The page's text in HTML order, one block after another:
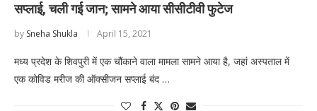
सप्लाई, चली गई जान; सामने आया सीसीटीवी फुटेज
by Sneha Shukla April 15, 2021
मध्य प्रदेश के शिवपुरी में एक चौंकाने वाला मामला सामने आया है, जहां अस्पताल में
एक कोविड मरीज की ऑक्सीजन सप्लाई बंद …